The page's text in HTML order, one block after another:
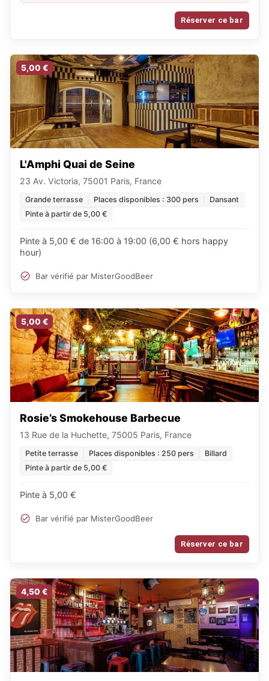
Réserver ce bar
5,00 €
L'Amphi Quai de Seine
23 Av. Victoria, 75001 Paris, France
Grande terrasse Places disponibles : 300 pers
Dansant
Pinte à partir de 5,00 €
Pinte à 5,00 € de 16:00 à 19:00 (6,00 € hors happy
hour)
Bar vérifié par MisterGoodBeer
5,00 €
Rosie’s Smokehouse Barbecue
13 Rue de la Huchette, 75005 Paris, France
Petite terrasse Places disponibles : 250 pers
Billard
Pinte à partir de 5,00 €
Pinte à 5,00 €
Bar vérifié par MisterGoodBeer
Réserver ce bar
4,50 €